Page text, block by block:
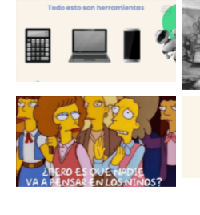
Presentación Fernando
Tellado
Presentación Fernando
Tellado